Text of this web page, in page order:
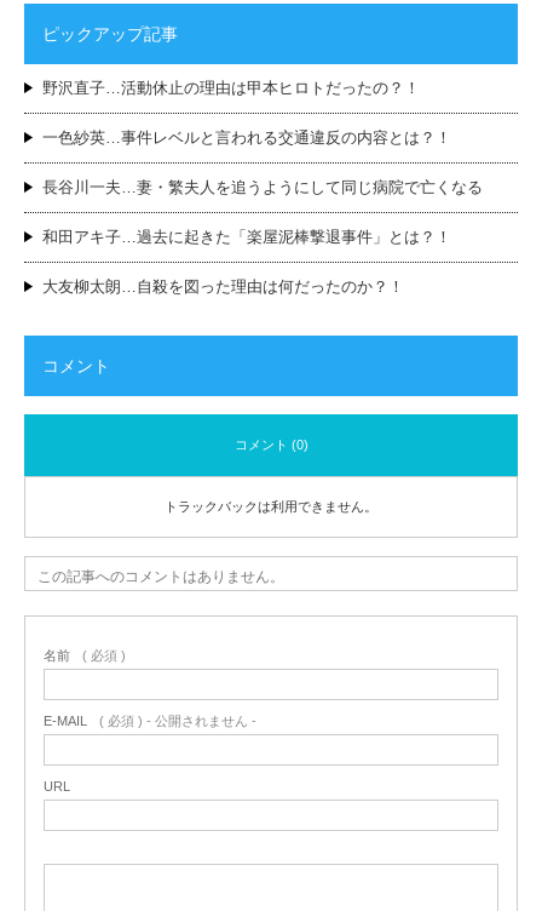
ピックアップ記事
野沢直子…活動休止の理由は甲本ヒロトだったの？！
一色紗英…事件レベルと言われる交通違反の内容とは？！
長谷川一夫…妻・繁夫人を追うようにして同じ病院で亡くなる
和田アキ子…過去に起きた「楽屋泥棒撃退事件」とは？！
大友柳太朗…自殺を図った理由は何だったのか？！
コメント
コメント (0)
トラックバックは利用できません。
この記事へのコメントはありません。
名前 ( 必須 )
E-MAIL ( 必須 ) - 公開されません -
URL